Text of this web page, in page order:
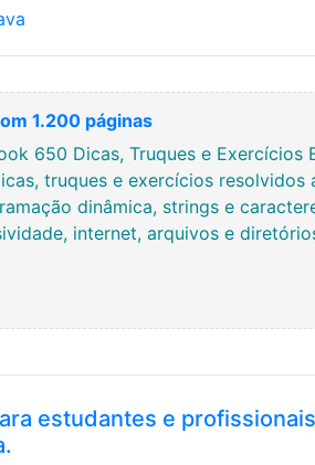
1.200 páginas
650 Dicas, Truques e Exercícios
truques e exercícios resolvidos
dinâmica, strings e
internet, arquivos e
estudantes e